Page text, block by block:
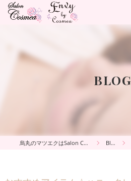
BLOG
烏丸のマツエクはSalon Cosmea Blog